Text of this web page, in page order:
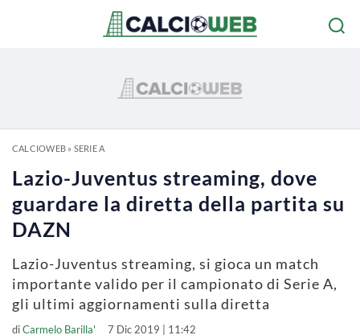
CALCIOWEB» SERIE A
Lazio-Juventus streaming, dove
guardare la diretta della partita su
DAZN
Lazio-Juventus streaming, si gioca un match
importante valido per il campionato di Serie A,
gli ultimi aggiornamenti sulla diretta
diCarmelo Barilla' 7 Dic 2019 | 11:42